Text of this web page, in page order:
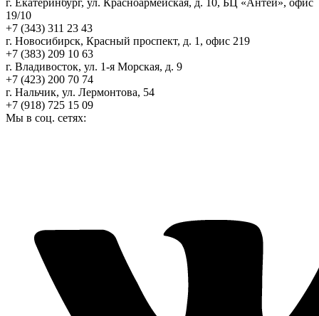
г. Екатеринбург, ул. Красноармейская, д. 10, БЦ «Антей», офис
19/10
+7 (343) 311 23 43
г. Новосибирск, Красный проспект, д. 1, офис 219
+7 (383) 209 10 63
г. Владивосток, ул. 1-я Морская, д. 9
+7 (423) 200 70 74
г. Нальчик, ул. Лермонтова, 54
+7 (918) 725 15 09
Мы в соц. сетях: